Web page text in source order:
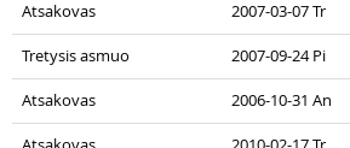
Atsakovas 2007-03-07 Tr
Tretysis asmuo 2007-09-24 Pi
Atsakovas 2006-10-31 An